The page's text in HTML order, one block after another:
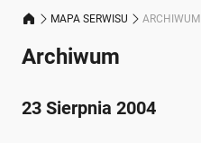
MAPA SERWISU ARCHIWUM
Archiwum
23 Sierpnia 2004